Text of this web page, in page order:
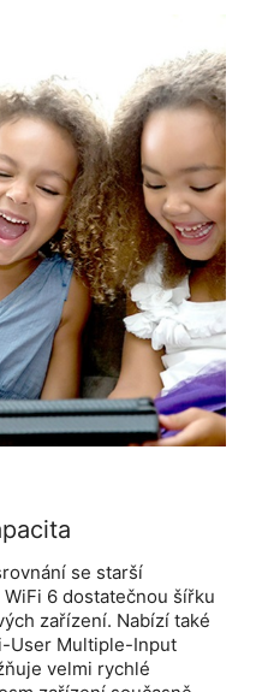
se starší
6 dostatečnou šířku
zařízení. Nabízí také
User Multiple-Input
velmi rychlé